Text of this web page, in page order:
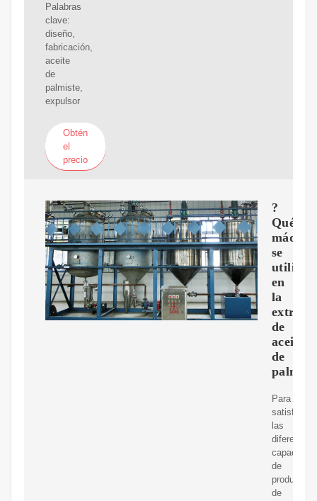
Palabras
clave:
diseño,
fabricación,
aceite
de
palmiste,
expulsor
Obtén
el
precio
?
Qué
se
utilizan
en
la
de
aceite
de
Para
satisfacer
las
diferentes
de
producción
de